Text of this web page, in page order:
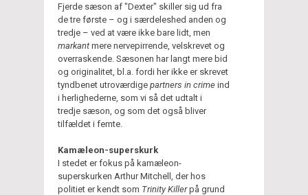
Fjerde sæson af "Dexter" skiller sig ud fra
de tre første – og i særdeleshed anden og
tredje – ved at være ikke bare lidt, men
markant mere nervepirrende, velskrevet og
overraskende. Sæsonen har langt mere bid
og originalitet, bl.a. fordi her ikke er skrevet
tyndbenet utroværdige partners in crime ind
i herlighederne, som vi så det udtalt i
tredje sæson, og som det også bliver
tilfældet i femte.
Kamæleon-superskurk
I stedet er fokus på kamæleon-
superskurken Arthur Mitchell, der hos
politiet er kendt som Trinity Killerpå grund